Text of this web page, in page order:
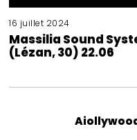
16 juillet 2024
Massilia Sound
(Lézan, 30) 22.06